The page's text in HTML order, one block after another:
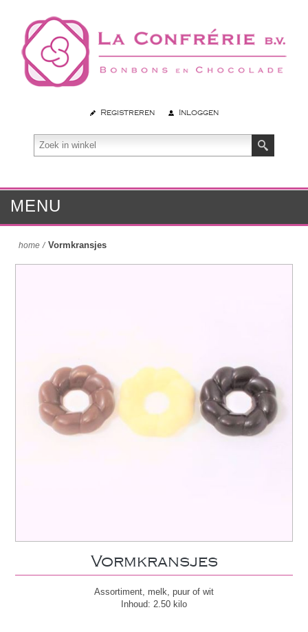
Registreren Inloggen
MENU
home / Vormkransjes
Vormkransjes
Assortiment, melk, puur of wit
Inhoud: 2.50 kilo